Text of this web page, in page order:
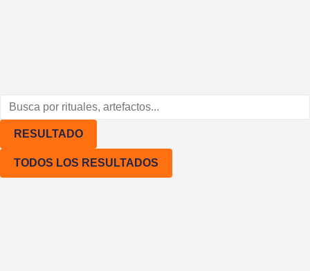
RESULTADO
TODOS LOS RESULTADOS
¿Tienes alguna duda?